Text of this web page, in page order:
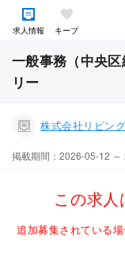
求人情報 キープ
一般事務（中央
リー
株式会社リビン
掲載期間：2026-05-12 ～
この求人
追加募集されている